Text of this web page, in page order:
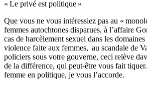
« Le privé est politique »
Que vous ne vous intéressiez pas au «
femmes autochtones disparues, à l’affaire
cas de harcèlement sexuel dans les
violence faite aux femmes, au scandale de
policiers sous votre gouverne, ceci relève
de la différence, qui peut-être vous fait
femme en politique, je vous l’accorde.